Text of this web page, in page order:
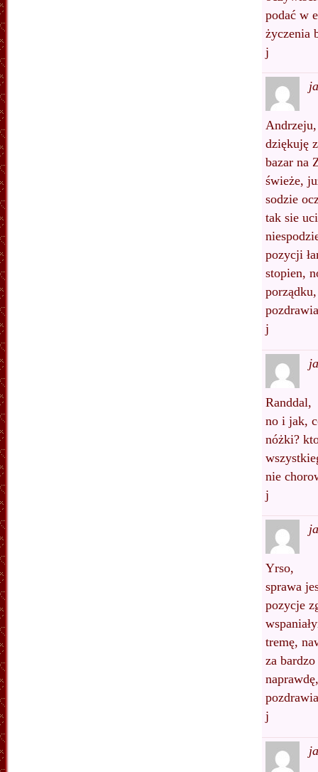
podać w
życzenia
j
Andrzeju,
dziękuję
bazar na
świeże,
sodzie
tak sie
pozycji
stopien,
j
Randdal,
no i jak,
nóżki?
nie
j
Yrso,
sprawa
pozycje
tremę,
za
j